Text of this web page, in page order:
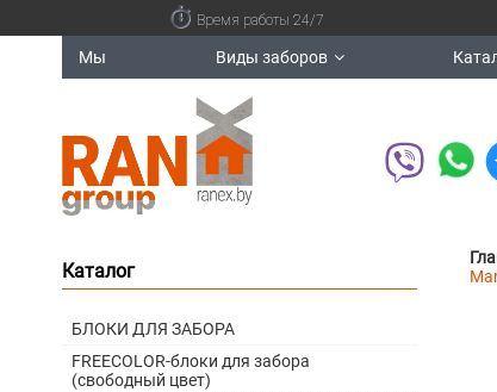
Время работы 24/7
Мы Виды заборов
Каталог
БЛОКИ ДЛЯ ЗАБОРА
FREECOLOR-блоки для забора
(свободный цвет)